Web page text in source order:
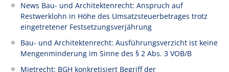
News Bau- und Architektenrecht: Anspruch auf
Restwerklohn in Höhe des Umsatzsteuerbetrages trotz
eingetretener Festsetzungsverjährung
Bau- und Architektenrecht: Ausführungsverzicht ist keine
Mengenminderung im Sinne des § 2 Abs. 3 VOB/B
Mietrecht: BGH konkretisiert Begriff der